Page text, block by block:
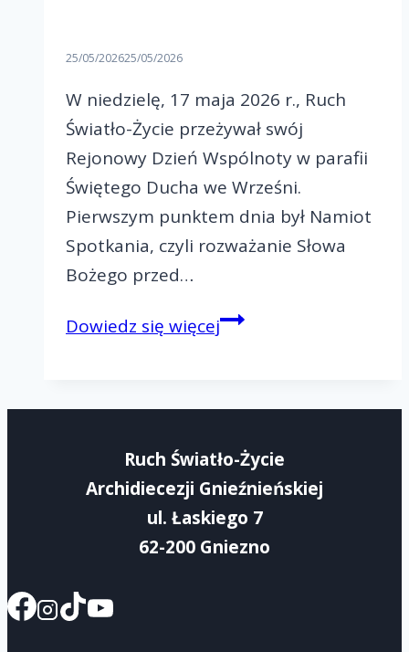
25/05/202625/05/2026
W niedzielę, 17 maja 2026 r., Ruch
Światło-Życie przeżywał swój
Rejonowy Dzień Wspólnoty w parafii
Świętego Ducha we Wrześni.
Pierwszym punktem dnia był Namiot
Spotkania, czyli rozważanie Słowa
Bożego przed…
Dowiedz się więcejPaschalny
Wspólnoty-
IV
Ruch Światło-Życie
Archidiecezji Gnieźnieńskiej
ul. Łaskiego 7
62-200 Gniezno